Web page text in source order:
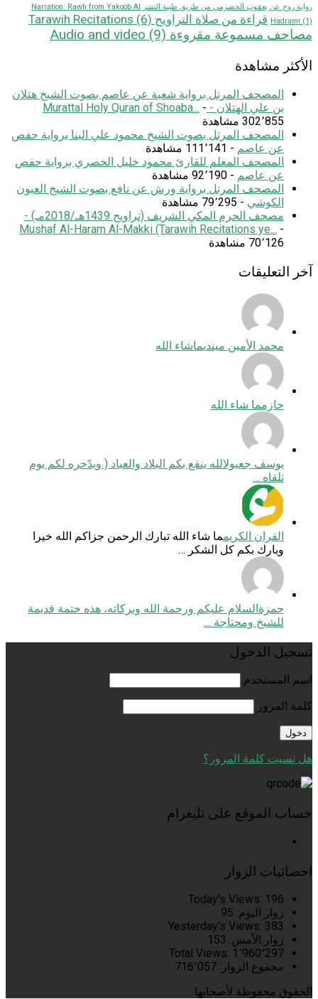
رواية روح عن يعقوب الحضرمي من طريق طيبة النشر Narration: Rawh from Yakoob Al
Hadrami (1) قراءة من صلاة التراويح Tarawih Recitations (6)
مصاحف مسموعة مقروءة Audio and video (9)
الأكثر مشاهدة
المصحف المرتل برواية شعبة عن عاصم بصوت الشيخ هتلان
بن علي الهتلان - Murattal Holy Quran of Shoaba... -
302٬855 مشاهدة
المصحف المرتل بصوت الشيخ محمود علي البنا برواية حفص
عن عاصم - 111٬141 مشاهدة
المصحف المعلم للقارئ محمود خليل الحصري برواية حفص
عن عاصم - 92٬190 مشاهدة
المصحف المرتل برواية ورش عن نافع بصوت الشيخ العيون
الكوشي - 79٬295 مشاهدة
مصحف الحرم المكي الشريف (تراويح 1439هـ/2018مـ) -
Mushaf Al-Haram Al-Makki (Tarawih Recitations ye... -
70٬126 مشاهدة
آخر التعليقات
محمد الأمين مينديماشاء الله
حازمما شاء الله
يوسف جعيولالله ينفع بكم البلاد والعباد ( ويدّخره لكم يوم
تلقاه …
القران الكريمما شاء الله تبارك الرحمن جزاكم الله خيرا
وبارك بكم كل الشكر …
حمزةالسلام عليكم ورحمة الله وبركاته، هذه ختمة قديمة
للشيخ ومحتاجة …
تسجيل الدخول
اسم المستخدم
كلمة المرور
هل نسيت كلمة المرور؟
حساب الموقع على تليغرام
احصائيات الزوار
Today's Views: 196
زوار اليوم: 95
Yesterday's Views: 383
زوار الأمس: 153
Total Views: 1٬960٬297
مجموع الزوار: 716٬057
الحقوق محفوظة لأصحابها